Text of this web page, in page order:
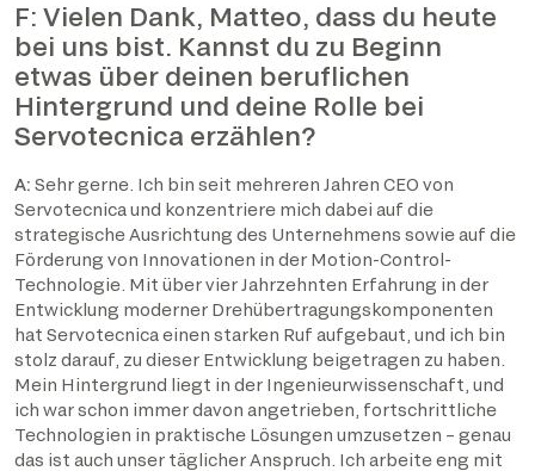
F: Vielen Dank, Matteo, dass du heute
bei uns bist. Kannst du zu Beginn
etwas über deinen beruflichen
Hintergrund und deine Rolle bei
Servotecnica erzählen?
A: Sehr gerne. Ich bin seit mehreren Jahren CEO von
Servotecnica und konzentriere mich dabei auf die
strategische Ausrichtung des Unternehmens sowie auf die
Förderung von Innovationen in der Motion-Control-
Technologie. Mit über vier Jahrzehnten Erfahrung in der
Entwicklung moderner Drehübertragungskomponenten
hat Servotecnica einen starken Ruf aufgebaut, und ich bin
stolz darauf, zu dieser Entwicklung beigetragen zu haben.
Mein Hintergrund liegt in der Ingenieurwissenschaft, und
ich war schon immer davon angetrieben, fortschrittliche
Technologien in praktische Lösungen umzusetzen – genau
das ist auch unser täglicher Anspruch. Ich arbeite eng mit